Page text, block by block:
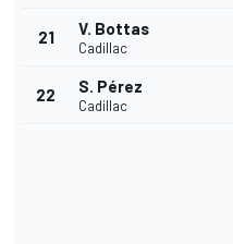
21 V. Bottas
Cadillac
22 S. Pérez
Cadillac